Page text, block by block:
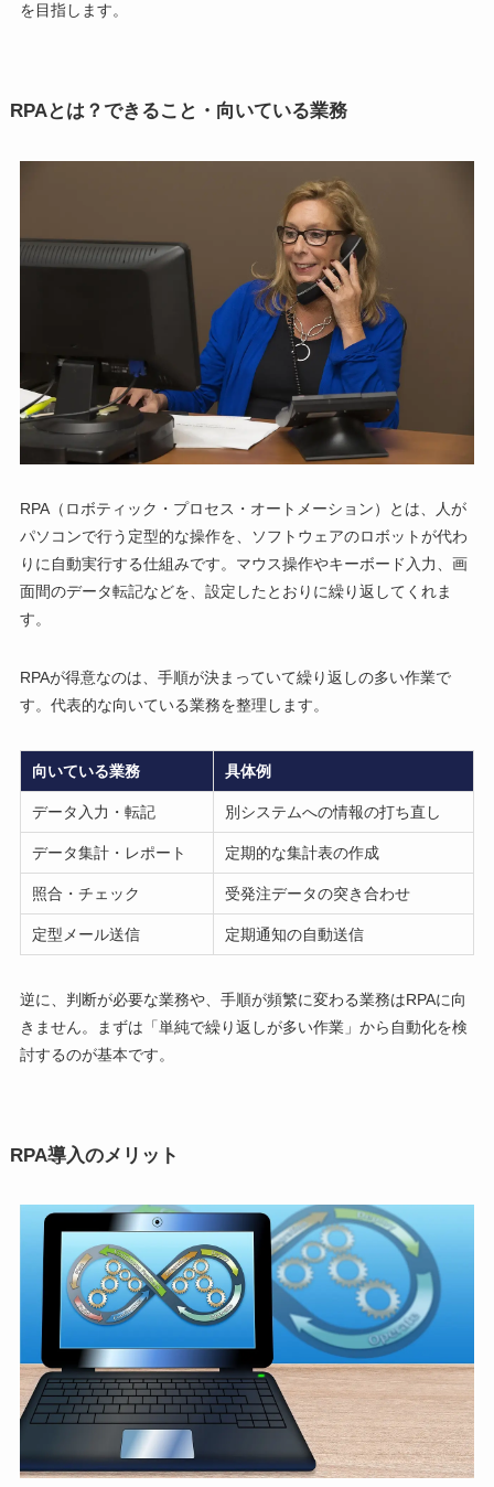
を目指します。
RPAとは？できること・向いている業務
RPA（ロボティック・プロセス・オートメーション）とは、人が
パソコンで行う定型的な操作を、ソフトウェアのロボットが代わ
りに自動実行する仕組みです。マウス操作やキーボード入力、画
面間のデータ転記などを、設定したとおりに繰り返してくれま
す。
RPAが得意なのは、手順が決まっていて繰り返しの多い作業で
す。代表的な向いている業務を整理します。
向いている業務 具体例
データ入力・転記 別システムへの情報の打ち直し
データ集計・レポート 定期的な集計表の作成
照合・チェック 受発注データの突き合わせ
定型メール送信 定期通知の自動送信
逆に、判断が必要な業務や、手順が頻繁に変わる業務はRPAに向
きません。まずは「単純で繰り返しが多い作業」から自動化を検
討するのが基本です。
RPA導入のメリット